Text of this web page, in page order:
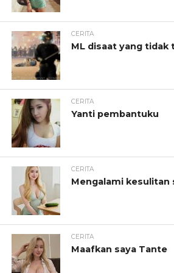
CERITA
ML disaat yang tidak
CERITA
Yanti pembantuku
CERITA
Mengalami kesulitan
CERITA
Maafkan saya Tante